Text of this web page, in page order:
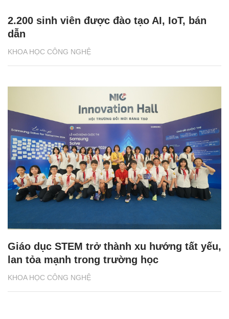
KHOA HỌC CÔNG NGHỆ
2.200 sinh viên được đào tạo AI, IoT, bán
dẫn
KHOA HỌC CÔNG NGHỆ
Giáo dục STEM trở thành xu hướng tất yếu,
lan tỏa mạnh trong trường học